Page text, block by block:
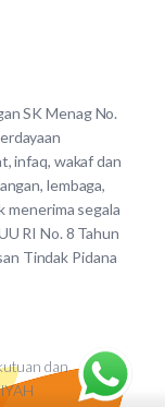
SK Menag No.
infaq, wakaf dan
lembaga,
menerima segala
RI No. 8 Tahun
Tindak Pidana
dan